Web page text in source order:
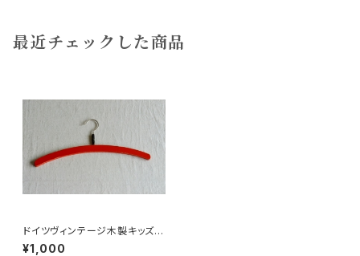
最近チェックした商品
ドイツヴィンテージ木製キッズハ
ンガーc
¥1,000